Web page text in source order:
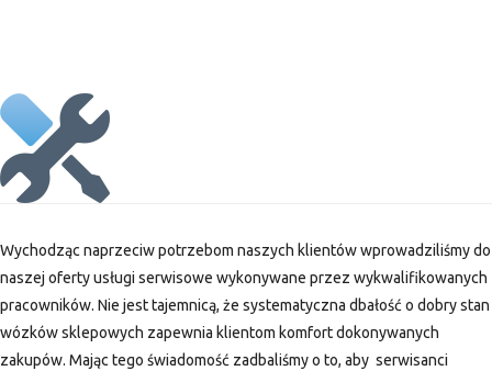
Wychodząc naprzeciw potrzebom naszych klientów wprowadziliśmy do
naszej oferty usługi serwisowe wykonywane przez wykwalifikowanych
pracowników. Nie jest tajemnicą, że systematyczna dbałość o dobry stan
wózków sklepowych zapewnia klientom komfort dokonywanych
zakupów. Mając tego świadomość zadbaliśmy o to, aby serwisanci